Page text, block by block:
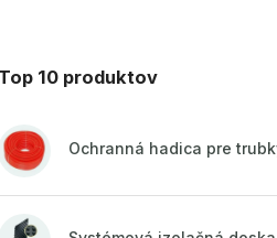
Top 10 produktov